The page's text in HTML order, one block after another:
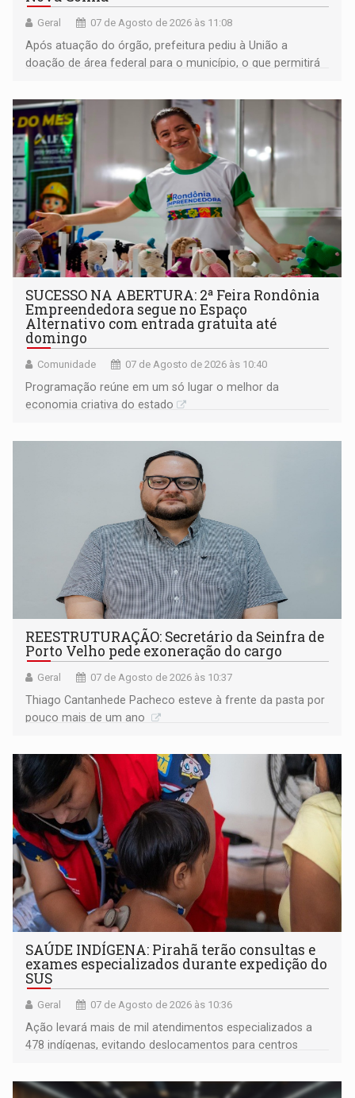
Geral 07 de Agosto de 2026 às 11:08
Após atuação do órgão, prefeitura pediu à União a
doação de área federal para o município, o que permitirá
SUCESSO NA ABERTURA: 2ª Feira Rondônia
Empreendedora segue no Espaço
Alternativo com entrada gratuita até
domingo
Comunidade 07 de Agosto de 2026 às 10:40
Programação reúne em um só lugar o melhor da
economia criativa do estado
REESTRUTURAÇÃO: Secretário da Seinfra de
Porto Velho pede exoneração do cargo
Geral 07 de Agosto de 2026 às 10:37
Thiago Cantanhede Pacheco esteve à frente da pasta por
pouco mais de um ano
SAÚDE INDÍGENA: Pirahã terão consultas e
exames especializados durante expedição do
SUS
Geral 07 de Agosto de 2026 às 10:36
Ação levará mais de mil atendimentos especializados a
478 indígenas, evitando deslocamentos para centros